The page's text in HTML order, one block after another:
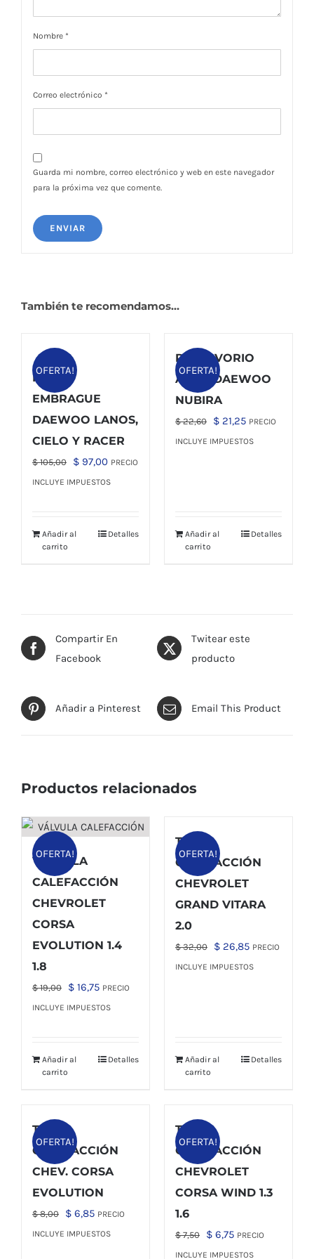
Nombre *
Correo electrónico *
Guarda mi nombre, correo electrónico y web en este navegador
para la próxima vez que comente.
También te recomendamos…
OFERTA!
KIT DE
EMBRAGUE
DAEWOO LANOS,
CIELO Y RACER
$105,00
El
precio
$ 105,00.
$ 97,00El
precio
$ 97,00.
PRECIO
INCLUYE IMPUESTOS
Añadir al
carrito
Detalles
OFERTA!
RESERVORIO
AGUA DAEWOO
NUBIRA
$22,60
El
precio
$ 21,25El
precio
PRECIO
INCLUYE IMPUESTOS
Añadir al
carrito
Detalles
Compartir En
Facebook
Twitear este
producto
Añadir a Pinterest Email This Product
Productos relacionados
OFERTA!
VÁLVULA
CALEFACCIÓN
CHEVROLET
CORSA
EVOLUTION 1.4
1.8
$19,00
El
precio
$ 19,00.
$ 16,75El
precio
$ 16,75.
PRECIO
INCLUYE IMPUESTOS
Añadir al
carrito
Detalles
OFERTA!
TUBO
CALEFACCIÓN
CHEVROLET
GRAND VITARA
2.0
$32,00
El
precio
$ 26,85El
precio
PRECIO
INCLUYE IMPUESTOS
Añadir al
carrito
Detalles
OFERTA!
TUBO
CALEFACCIÓN
CHEV. CORSA
EVOLUTION
$8,00
El
precio
$ 6,85El
precio
PRECIO
INCLUYE IMPUESTOS
OFERTA!
TUBO
CALEFACCIÓN
CHEVROLET
CORSA WIND 1.3
1.6
$7,50
El
precio
$ 6,75El
precio
PRECIO
INCLUYE IMPUESTOS